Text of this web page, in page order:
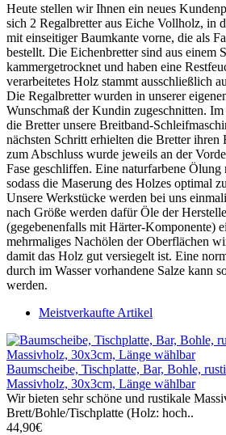
Heute stellen wir Ihnen ein neues
sich 2 Regalbretter aus Eiche Vollholz, in
mit einseitiger Baumkante vorne, die als
bestellt. Die Eichenbretter sind aus einem
kammergetrocknet und haben eine
verarbeitetes Holz stammt ausschließlich
Die Regalbretter wurden in unserer
Wunschmaß der Kundin zugeschnitten.
die Bretter unsere Breitband-
nächsten Schritt erhielten die Bretter
zum Abschluss wurde jeweils an der
Fase geschliffen. Eine naturfarbene Ölung
sodass die Maserung des Holzes optimal
Unsere Werkstücke werden bei uns
nach Größe werden dafür Öle der
(gegebenenfalls mit Härter-Komponente)
mehrmaliges Nachölen der Oberflächen
damit das Holz gut versiegelt ist. Eine
durch im Wasser vorhandene Salze kann
werden.
Meistverkaufte Artikel
Baumscheibe, Tischplatte, Bar, Bohle,
Massivholz, 30x3cm, Länge wählbar
Wir bieten sehr schöne und rustikale
Brett/Bohle/Tischplatte (Holz: hoch..
44,90€